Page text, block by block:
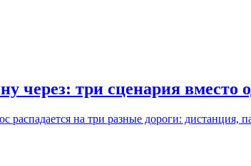
через: три сценария вместо
распадается на три разные дороги: дистанция,